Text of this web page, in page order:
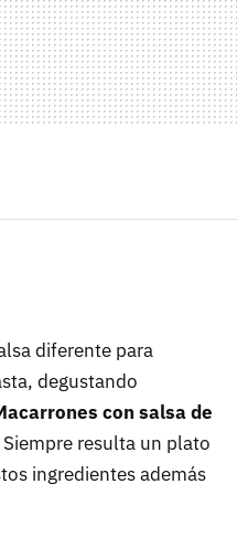
diferente para
degustando
con salsa de
Siempre resulta un plato
ingredientes además